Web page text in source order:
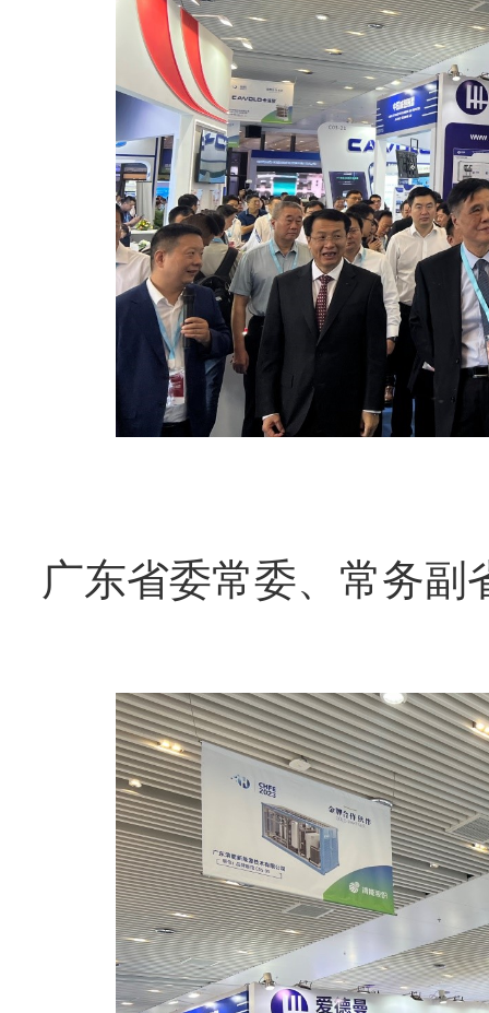
广东省委常委、常务副